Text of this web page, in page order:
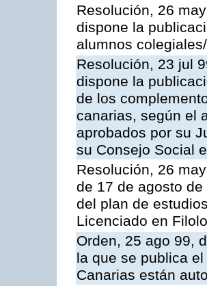
Resolución, 26
dispone la
alumnos
Resolución, 23 jul
dispone la
de los
canarias, según el
aprobados por su
su Consejo Social
Resolución, 26
de 17 de agosto
del plan de
Licenciado en
Orden, 25 ago 99,
la que se publica
Canarias están